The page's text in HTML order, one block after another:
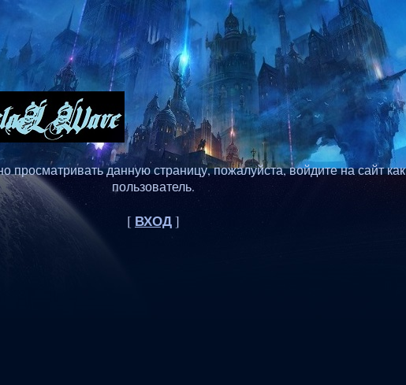
просматривать данную страницу, пожалуйста, войдите на сайт как
пользователь.
[ ВХОД]